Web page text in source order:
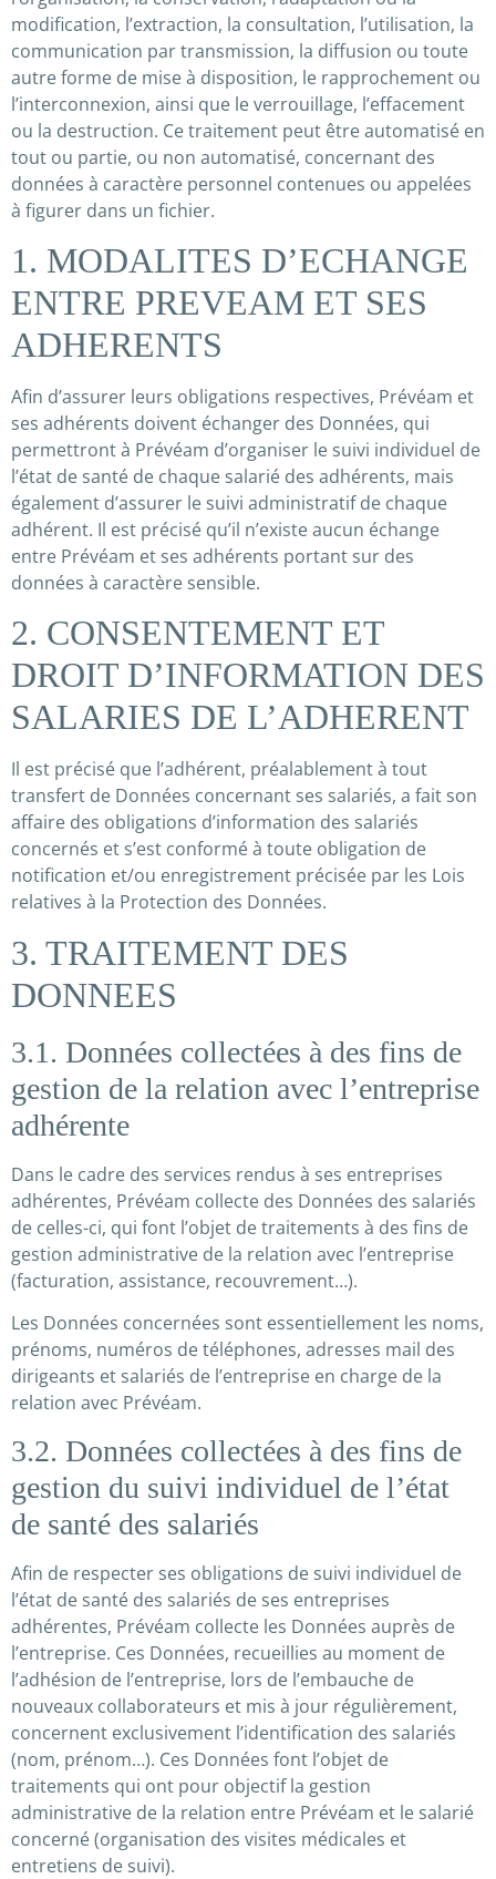
modification, l’extraction, la consultation, l’utilisation, la
communication par transmission, la diffusion ou toute
autre forme de mise à disposition, le rapprochement ou
l’interconnexion, ainsi que le verrouillage, l’effacement
ou la destruction. Ce traitement peut être automatisé en
tout ou partie, ou non automatisé, concernant des
données à caractère personnel contenues ou appelées
à figurer dans un fichier.
1. MODALITES D’ECHANGE
ENTRE PREVEAM ET SES
ADHERENTS
Afin d’assurer leurs obligations respectives, Prévéam et
ses adhérents doivent échanger des Données, qui
permettront à Prévéam d’organiser le suivi individuel de
l’état de santé de chaque salarié des adhérents, mais
également d’assurer le suivi administratif de chaque
adhérent. Il est précisé qu’il n’existe aucun échange
entre Prévéam et ses adhérents portant sur des
données à caractère sensible.
2. CONSENTEMENT ET
DROIT D’INFORMATION DES
SALARIES DE L’ADHERENT
Il est précisé que l’adhérent, préalablement à tout
transfert de Données concernant ses salariés, a fait son
affaire des obligations d’information des salariés
concernés et s’est conformé à toute obligation de
notification et/ou enregistrement précisée par les Lois
relatives à la Protection des Données.
3. TRAITEMENT DES
DONNEES
3.1. Données collectées à des fins de
gestion de la relation avec l’entreprise
adhérente
Dans le cadre des services rendus à ses entreprises
adhérentes, Prévéam collecte des Données des salariés
de celles-ci, qui font l’objet de traitements à des fins de
gestion administrative de la relation avec l’entreprise
(facturation, assistance, recouvrement…).
Les Données concernées sont essentiellement les noms,
prénoms, numéros de téléphones, adresses mail des
dirigeants et salariés de l’entreprise en charge de la
relation avec Prévéam.
3.2. Données collectées à des fins de
gestion du suivi individuel de l’état
de santé des salariés
Afin de respecter ses obligations de suivi individuel de
l’état de santé des salariés de ses entreprises
adhérentes, Prévéam collecte les Données auprès de
l’entreprise. Ces Données, recueillies au moment de
l’adhésion de l’entreprise, lors de l’embauche de
nouveaux collaborateurs et mis à jour régulièrement,
concernent exclusivement l’identification des salariés
(nom, prénom…). Ces Données font l’objet de
traitements qui ont pour objectif la gestion
administrative de la relation entre Prévéam et le salarié
concerné (organisation des visites médicales et
entretiens de suivi).